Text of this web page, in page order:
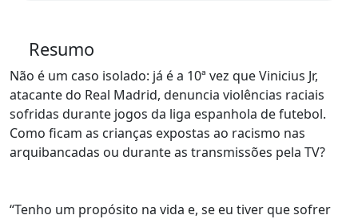
Resumo
Não é um caso isolado: já é a 10ª vez que Vinicius Jr,
atacante do Real Madrid, denuncia violências raciais
sofridas durante jogos da liga espanhola de futebol.
Como ficam as crianças expostas ao racismo nas
arquibancadas ou durante as transmissões pela TV?
“Tenho um propósito na vida e, se eu tiver que sofrer